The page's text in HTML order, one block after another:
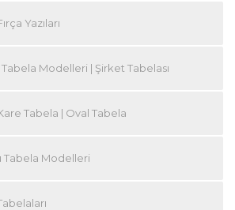
Yazıları
Tabela Modelleri | Şirket Tabelası
Tabela | Oval Tabela
Tabela Modelleri